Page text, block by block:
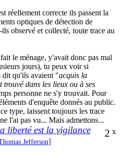
réellement correcte ils passent la
optiques de détection de
observé et collecté, toute trace au
le ménage, y'avait donc pas mal
jours), tu peux voir si
dit qu'ils avaient "acquis la
trouvé dans les lieux ou à ses
personne ne s'y trouvait. Pour
d'enquête donnés au public.
type, laissent toujours les trace
l'ai pas vu... Mais admettons...
2 x
liberté est la vigilance
Jefferson]